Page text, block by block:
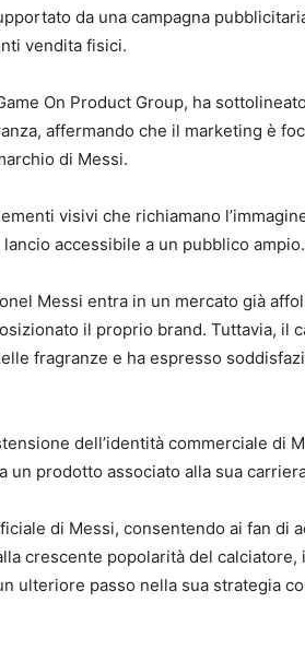
da una campagna
vendita fisici.
On Product Group, ha
affermando che il marketing è
di Messi.
visivi che richiamano
accessibile a un pubblico ampio.
Messi entra in un mercato già
il proprio brand. Tuttavia, il
fragranze e ha espresso
dell’identità commerciale di
un prodotto associato alla sua
di Messi, consentendo ai fan di
crescente popolarità del calciatore,
ulteriore passo nella sua strategia